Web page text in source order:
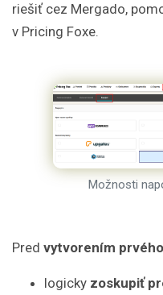
riešiť cez Mergado,
v Pricing Foxe.
Možnosti
Pred vytvorením
logicky zoskupiť